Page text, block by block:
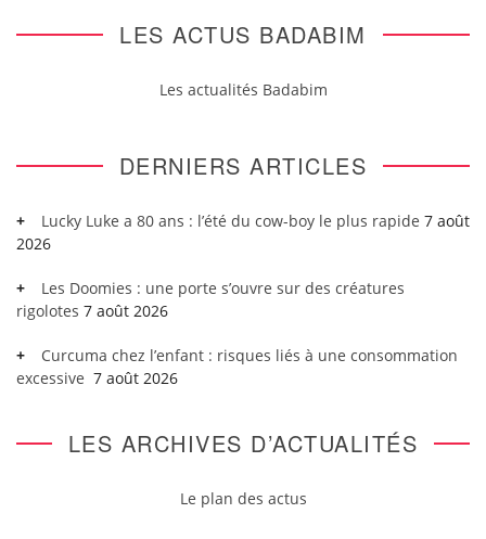
LES ACTUS BADABIM
Les actualités Badabim
DERNIERS ARTICLES
Lucky Luke a 80 ans : l’été du cow-boy le plus rapide 7 août
2026
Les Doomies : une porte s’ouvre sur des créatures
rigolotes 7 août 2026
Curcuma chez l’enfant : risques liés à une consommation
excessive 7 août 2026
LES ARCHIVES D’ACTUALITÉS
Le plan des actus